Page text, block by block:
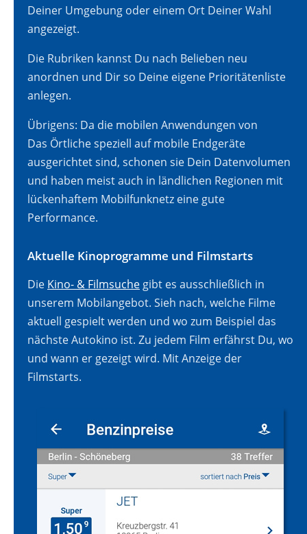
Deiner Umgebung oder einem Ort Deiner Wahl
angezeigt.
Die Rubriken kannst Du nach Belieben neu
anordnen und Dir so Deine eigene Prioritätenliste
anlegen.
Übrigens: Da die mobilen Anwendungen von
Das Örtliche speziell auf mobile Endgeräte
ausgerichtet sind, schonen sie Dein Datenvolumen
und haben meist auch in ländlichen Regionen mit
lückenhaftem Mobilfunknetz eine gute
Performance.
Aktuelle Kinoprogramme und Filmstarts
Die Kino- & Filmsuche gibt es ausschließlich in
unserem Mobilangebot. Sieh nach, welche Filme
aktuell gespielt werden und wo zum Beispiel das
nächste Autokino ist. Zu jedem Film erfährst Du, wo
und wann er gezeigt wird. Mit Anzeige der
Filmstarts.